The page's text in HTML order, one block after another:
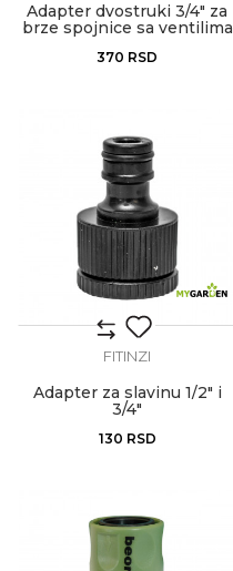
Adapter dvostruki 3/4" za
brze spojnice sa ventilima
370 RSD
FITINZI
Adapter za slavinu 1/2" i
3/4"
130 RSD